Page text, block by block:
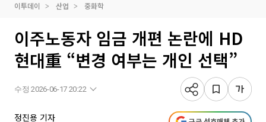
이투데이 산업 중화학
이주노동자 임금 개편 논란에 HD
현대重 “변경 여부는 개인 선택”
수정 2026-06-17 20:22
정진용 기자